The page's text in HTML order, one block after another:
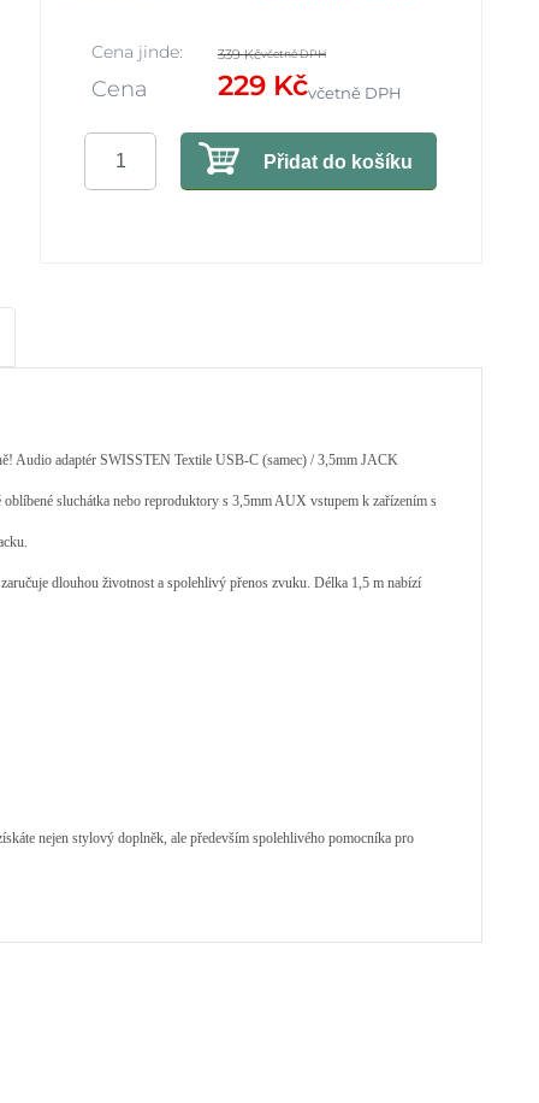
Cena jinde: 339 Kčvčetně DPH
Cena 229 Kčvčetně DPH
Přidat do košíku
Audio adaptér SWISSTEN Textile USB-C (samec) / 3,5mm JACK
sluchátka nebo reproduktory s 3,5mm AUX vstupem k zařízením s
dlouhou životnost a spolehlivý přenos zvuku. Délka 1,5 m nabízí
nejen stylový doplněk, ale především spolehlivého pomocníka pro